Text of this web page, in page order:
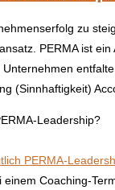
zu
PERMA ist
(Sinnhaftigkeit)
Leadership?
Coaching-